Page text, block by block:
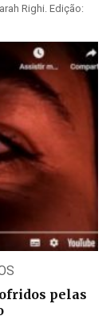
Righi. Edição:
pelas